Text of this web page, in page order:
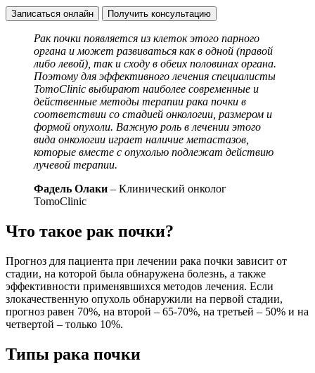
Записаться онлайн Получить консультацию
Рак почки появляется из клеток этого парного
органа и может развиваться как в одной (правой
либо левой), так и сходу в обеих половинах органа.
Поэтому для эффективного лечения специалисты
TomoClinic выбирают наиболее современные и
действенные методы терапии рака почки в
соответствии со стадией онкологии, размером и
формой опухоли. Важную роль в лечении этого
вида онкологии играет наличие метастазов,
которые вместе с опухолью подлежат действию
лучевой терапии.
Фадель Олаки – Клинический онколог
TomoClinic
Что такое рак почки?
Прогноз для пациента при лечении рака почки зависит от
стадии, на которой была обнаружена болезнь, а также
эффективности применявшихся методов лечения. Если
злокачественную опухоль обнаружили на первой стадии,
прогноз равен 70%, на второй – 65-70%, на третьей – 50% и на
четвертой – только 10%.
Типы рака почки